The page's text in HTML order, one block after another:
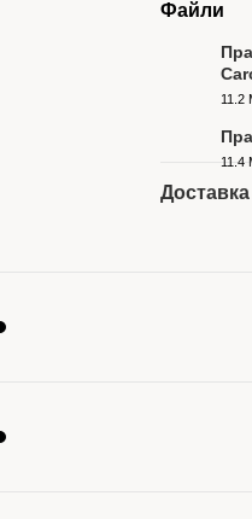
Файли
11.2
11.4
Доставка